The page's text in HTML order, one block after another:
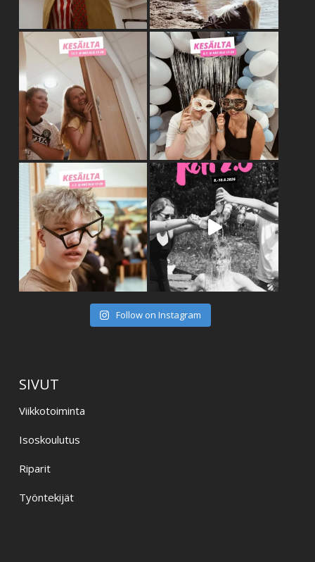
Follow on Instagram
SIVUT
Viikkotoiminta
Isoskoulutus
Riparit
Työntekijät